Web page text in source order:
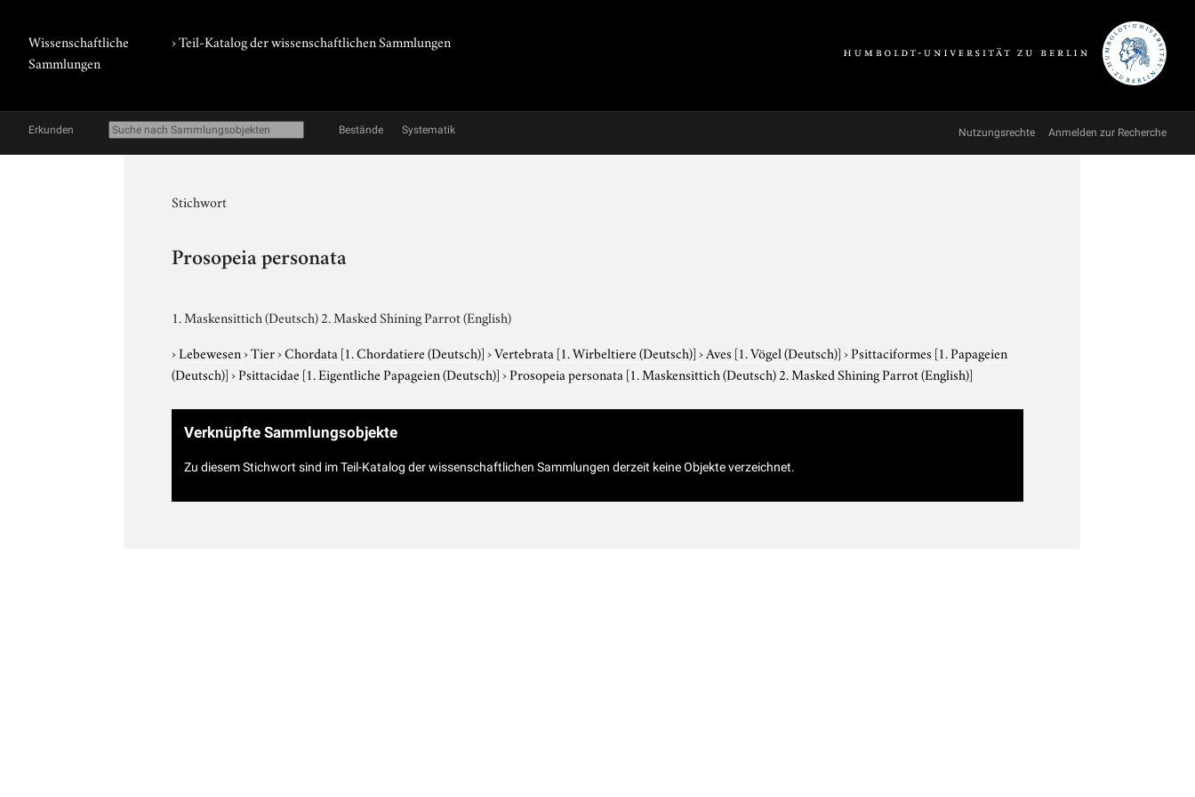
Wissenschaftliche
Sammlungen
› Teil-Katalog der wissenschaftlichen Sammlungen
Erkunden Bestände Systematik Nutzungsrechte Anmelden zur Recherche
Stichwort
Prosopeia personata
1. Maskensittich (Deutsch) 2. Masked Shining Parrot (English)
›Lebewesen›Tier›Chordata [1. Chordatiere (Deutsch)]›Vertebrata [1. Wirbeltiere (Deutsch)]›Aves [1. Vögel (Deutsch)]›Psittaciformes [1. Papageien
(Deutsch)]›Psittacidae [1. Eigentliche Papageien (Deutsch)]›Prosopeia personata [1. Maskensittich (Deutsch) 2. Masked Shining Parrot (English)]
Verknüpfte Sammlungsobjekte
Zu diesem Stichwort sind im Teil-Katalog der wissenschaftlichen Sammlungen derzeit keine Objekte verzeichnet.